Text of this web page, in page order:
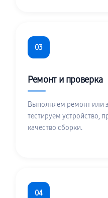
03
Ремонт и проверка
Выполняем ремонт или
тестируем устройство,
качество сборки.
04